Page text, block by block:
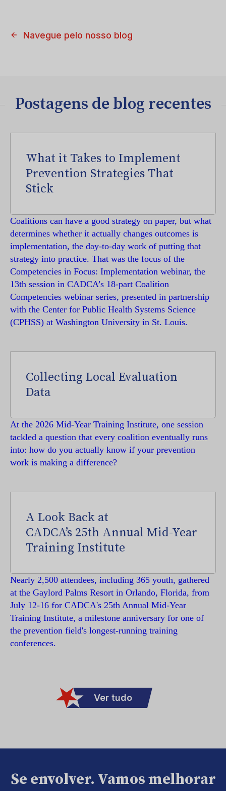
Navegue pelo nosso blog
Postagens de blog recentes
What it Takes to Implement
Prevention Strategies That
Stick
Coalitions can have a good strategy on paper, but what
determines whether it actually changes outcomes is
implementation, the day-to-day work of putting that
strategy into practice. That was the focus of the
Competencies in Focus: Implementation webinar, the
13th session in CADCA’s 18-part Coalition
Competencies webinar series, presented in partnership
with the Center for Public Health Systems Science
(CPHSS) at Washington University in St. Louis.
Collecting Local Evaluation
Data
At the 2026 Mid-Year Training Institute, one session
tackled a question that every coalition eventually runs
into: how do you actually know if your prevention
work is making a difference?
A Look Back at
CADCA’s 25th Annual Mid-Year
Training Institute
Nearly 2,500 attendees, including 365 youth, gathered
at the Gaylord Palms Resort in Orlando, Florida, from
July 12-16 for CADCA's 25th Annual Mid-Year
Training Institute, a milestone anniversary for one of
the prevention field's longest-running training
conferences.
Ver tudo
Se envolver. Vamos melhorar